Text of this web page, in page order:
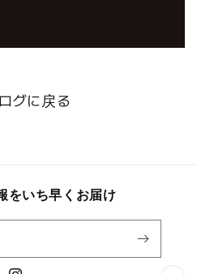
グに戻る
をいち早くお届け